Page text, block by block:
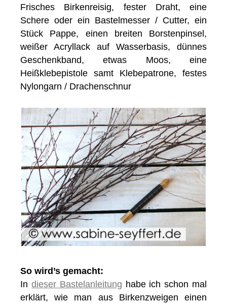
Frisches Birkenreisig, fester Draht, eine
Schere oder ein Bastelmesser / Cutter, ein
Stück Pappe, einen breiten Borstenpinsel,
weißer Acryllack auf Wasserbasis, dünnes
Geschenkband, etwas Moos, eine
Heißklebepistole samt Klebepatrone, festes
Nylongarn / Drachenschnur
So wird’s gemacht:
Indieser Bastelanleitung habe ich schon mal
erklärt, wie man aus Birkenzweigen einen